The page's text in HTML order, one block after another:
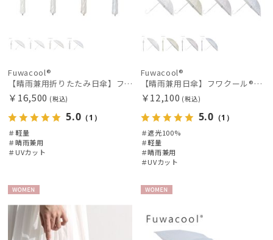
Fuwacool®
【晴雨兼用折りたたみ日傘】フワクール®ホワイト（Fuwacool® White）バイカラー 1級遮光 遮熱 UV99%以上
￥16,500 (税込)
5.0 （1）
＃軽量
＃晴雨兼用
＃UVカット
Fuwacool®
【晴雨兼用日傘】フワクール®ホワイト（Fuwacool® White）スパークルブラッシュ 遮光100 UV100
￥12,100 (税込)
5.0 （1）
＃遮光100%
＃軽量
＃晴雨兼用
＃UVカット
N